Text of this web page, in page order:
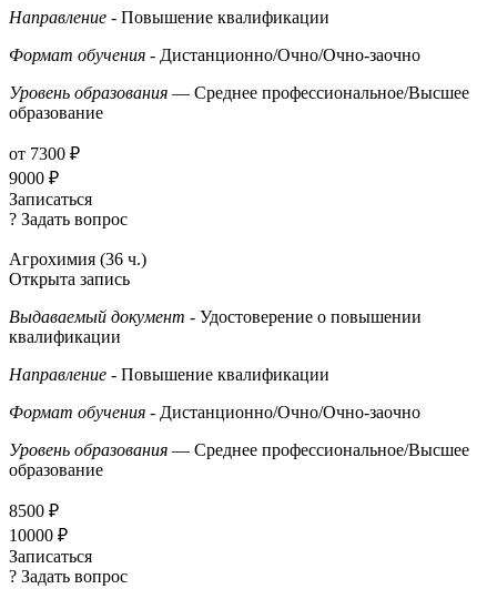
Направление - Повышение квалификации
Формат обучения - Дистанционно/Очно/Очно-заочно
Уровень образования — Среднее профессиональное/Высшее
образование
от 7300 ₽
9000 ₽
Записаться
? Задать вопрос
Агрохимия (36 ч.)
Открыта запись
Выдаваемый документ - Удостоверение о повышении
квалификации
Направление - Повышение квалификации
Формат обучения - Дистанционно/Очно/Очно-заочно
Уровень образования — Среднее профессиональное/Высшее
образование
8500 ₽
10000 ₽
Записаться
? Задать вопрос